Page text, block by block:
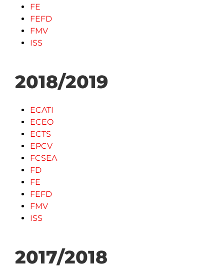
FE
FEFD
FMV
ISS
2018/2019
ECATI
ECEO
ECTS
EPCV
FCSEA
FD
FE
FEFD
FMV
ISS
2017/2018